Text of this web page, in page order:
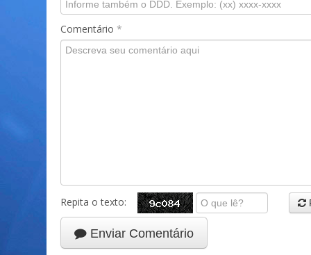
Comentário *
Repita o texto:
Enviar Comentário